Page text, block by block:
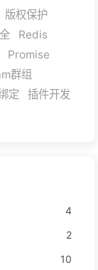
版权保护
Redis
Promise
群组
定
插件开发
4
2
10